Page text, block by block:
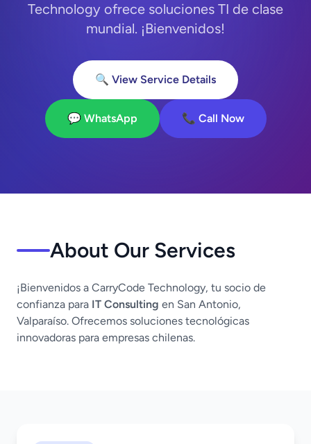
Technology ofrece soluciones TI de clase
mundial. ¡Bienvenidos!
🔍 View Service Details
💬 WhatsApp 📞 Call Now
About Our Services
¡Bienvenidos a CarryCode Technology, tu socio de
confianza para IT Consulting en San Antonio,
Valparaíso. Ofrecemos soluciones tecnológicas
innovadoras para empresas chilenas.